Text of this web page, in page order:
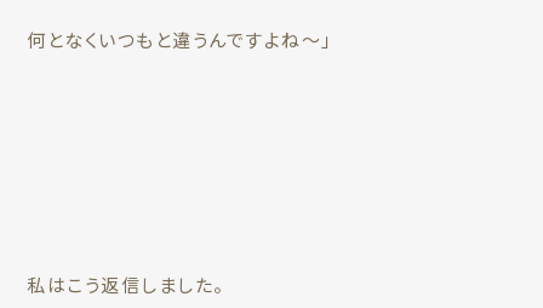
何となくいつもと違うんですよね～」
私はこう返信しました。